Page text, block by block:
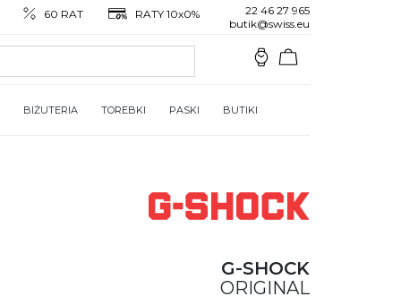
60 RAT RATY 10x0%
22 46 27 965
butik@swiss.eu
BIŻUTERIA TOREBKI PASKI BUTIKI
G-SHOCK
ORIGINAL